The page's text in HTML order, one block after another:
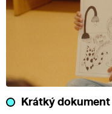
Krátký dokument